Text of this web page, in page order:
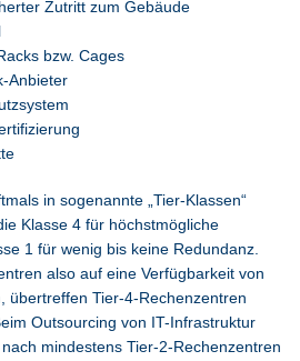
Zutritt zum Gebäude
bzw. Cages
Anbieter
in sogenannte „Tier-Klassen“
Klasse 4 für höchstmögliche
1 für wenig bis keine Redundanz.
also auf eine Verfügbarkeit von
übertreffen Tier-4-Rechenzentren
Outsourcing von IT-Infrastruktur
mindestens Tier-2-Rechenzentren